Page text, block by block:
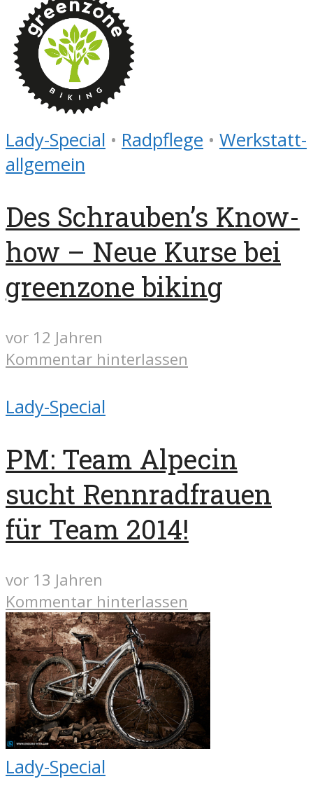
Lady-Special • Radpflege • Werkstatt-
allgemein
Des Schrauben’s Know-
how – Neue Kurse bei
greenzone biking
vor 12 Jahren
Kommentar hinterlassen
Lady-Special
PM: Team Alpecin
sucht Rennradfrauen
für Team 2014!
vor 13 Jahren
Kommentar hinterlassen
Lady-Special